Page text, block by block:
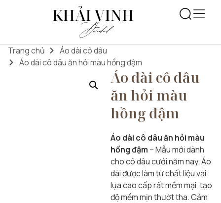
Trang chủ
Áo dài cô dâu
Áo dài cô dâu ăn hỏi màu hồng đậm
Áo dài cô dâu
ăn hỏi màu
hồng đậm
Áo dài cô dâu ăn hỏi màu
hồng đậm – Mẫu mới dành
cho cô dâu cưới năm nay. Áo
dài được làm từ chất liệu vải
lụa cao cấp rất mềm mại, tạo
độ mềm mịn thướt tha. Cảm